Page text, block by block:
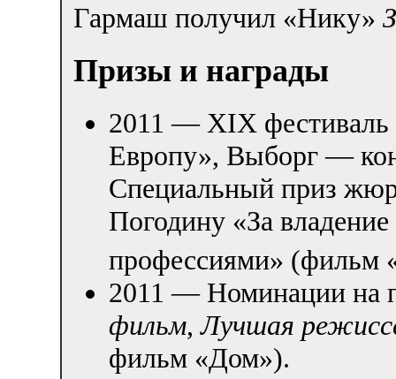
Гармаш получил «Нику»
Призы и награды
2011 — XIX фестиваль
Европу», Выборг —
Специальный приз
Погодину «За
профессиями» (фильм
2011 — Номинации на
фильм,Лучшая
фильм «Дом»).